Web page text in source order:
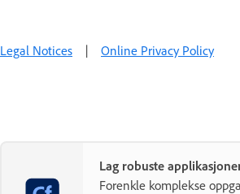
Legal Notices | Online Privacy Policy
Lag robuste
Forenkle komplekse